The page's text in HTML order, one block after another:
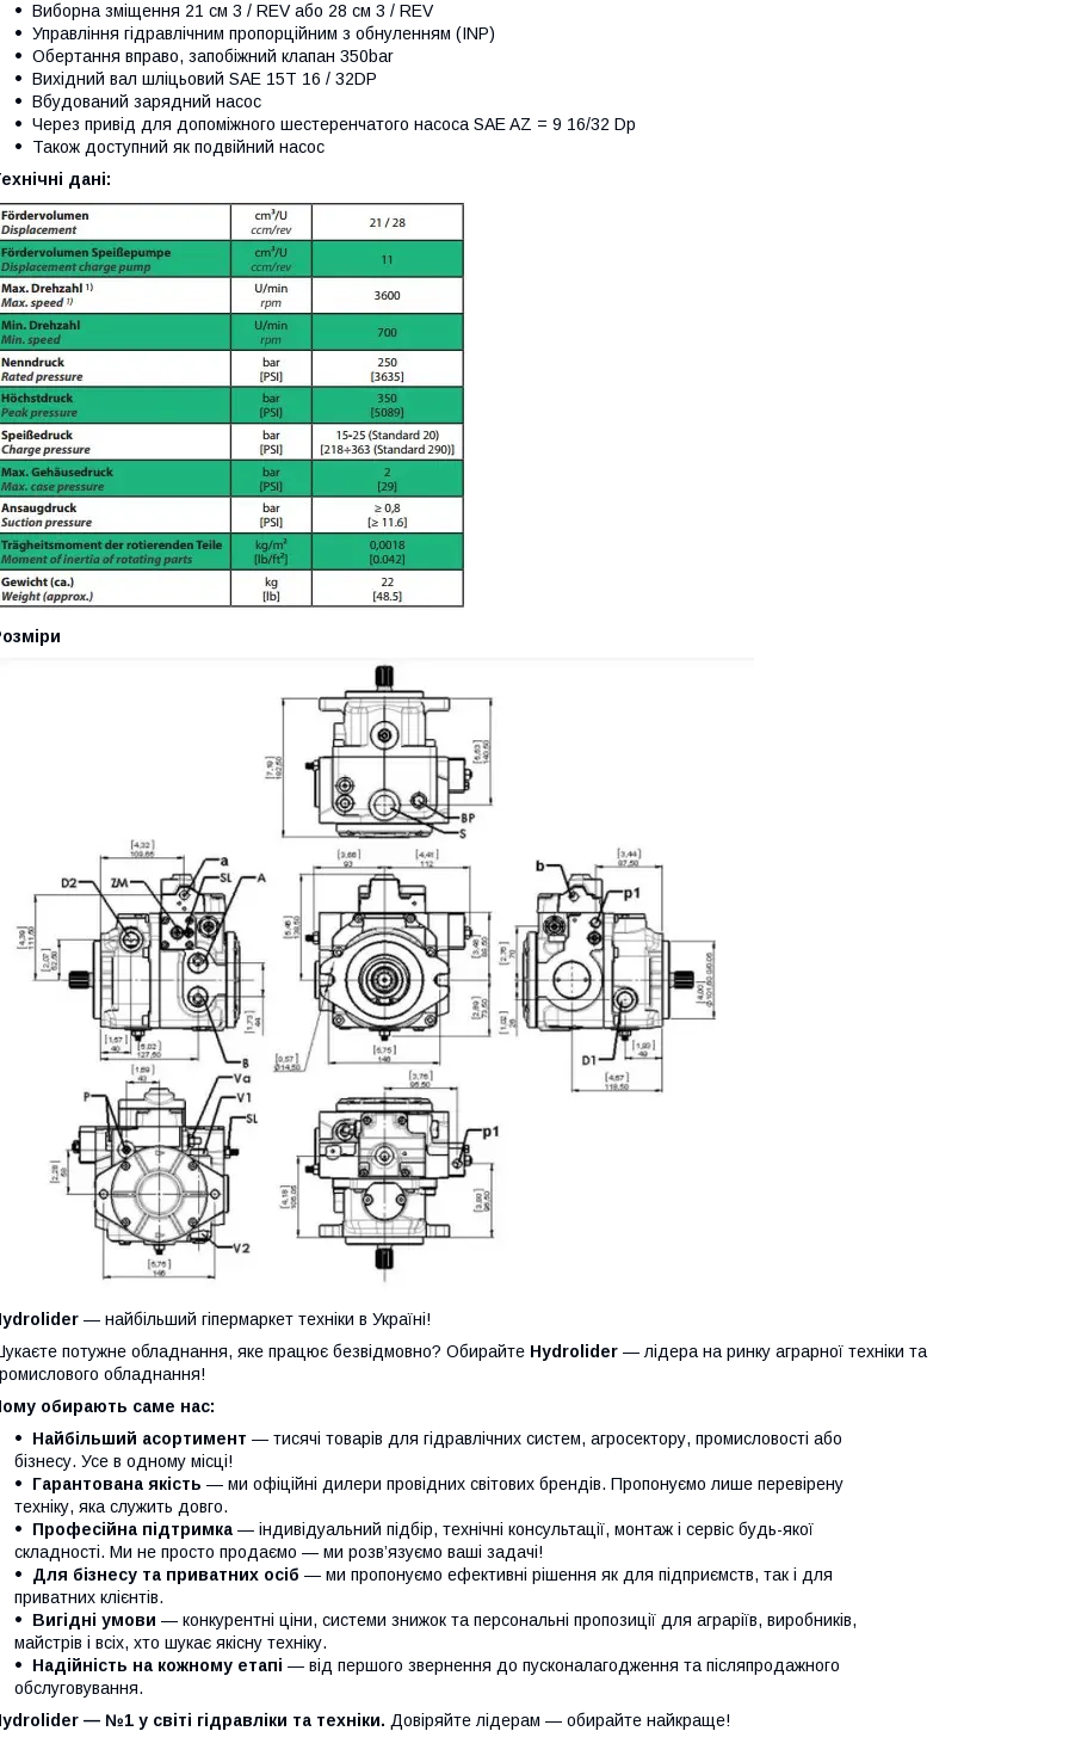
Виборна зміщення 21 см 3 / REV або 28 см 3 / REV
Управління гідравлічним пропорційним з обнуленням (INP)
Обертання вправо, запобіжний клапан 350bar
Вихідний вал шліцьовий SAE 15T 16 / 32DP
Вбудований зарядний насос
Через привід для допоміжного шестеренчатого насоса SAE AZ = 9 16/32 Dp
Також доступний як подвійний насос
дані:
— найбільший гіпермаркет техніки в Україні!
потужне обладнання, яке працює безвідмовно? Обирайте Hydrolider — лідера на ринку аграрної техніки та
обладнання!
обирають саме нас:
Найбільший асортимент — тисячі товарів для гідравлічних систем, агросектору, промисловості або
бізнесу. Усе в одному місці!
Гарантована якість — ми офіційні дилери провідних світових брендів. Пропонуємо лише перевірену
техніку, яка служить довго.
Професійна підтримка — індивідуальний підбір, технічні консультації, монтаж і сервіс будь-якої
складності. Ми не просто продаємо — ми розв’язуємо ваші задачі!
Для бізнесу та приватних осіб — ми пропонуємо ефективні рішення як для підприємств, так і для
приватних клієнтів.
Вигідні умови — конкурентні ціни, системи знижок та персональні пропозиції для аграріїв, виробників,
майстрів і всіх, хто шукає якісну техніку.
Надійність на кожному етапі — від першого звернення до пусконалагодження та післяпродажного
обслуговування.
— №1 у світі гідравліки та техніки. Довіряйте лідерам — обирайте найкраще!